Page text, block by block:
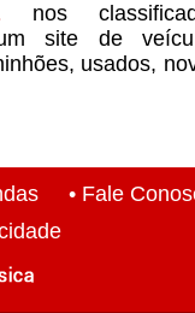
nos
site de
usados,